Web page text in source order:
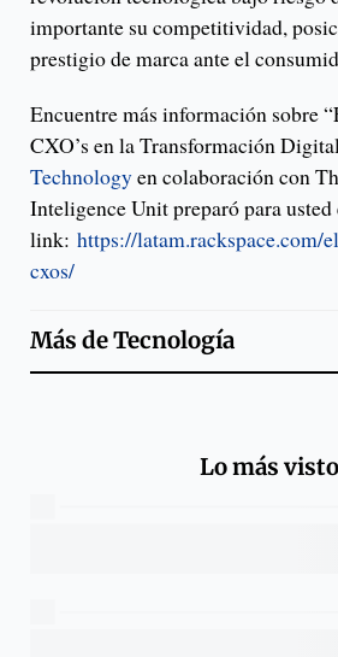
importante su competitividad,
prestigio de marca ante el
Encuentre más información sobre
CXO’s en la Transformación
Technologyen colaboración con
Inteligence Unit preparó para
link: https://latam.rackspace.com/
cxos/
Más deTecnología
Lo más visto